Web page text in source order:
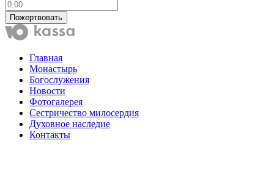
Пожертвовать
Главная
Монастырь
Богослужения
Новости
Фотогалерея
Сестричество милосердия
Духовное наследие
Контакты